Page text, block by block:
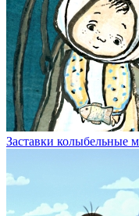
Заставки колыбельные